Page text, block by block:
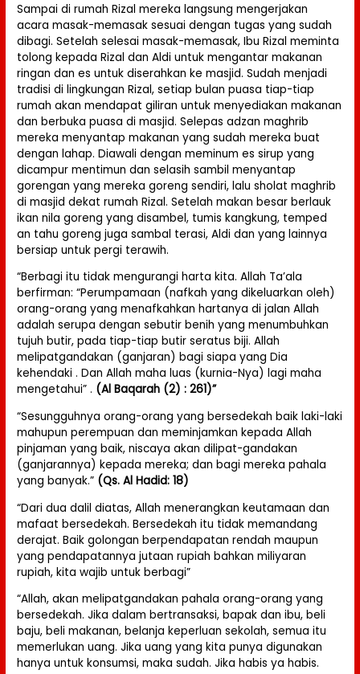
Sampai di rumah Rizal mereka langsung mengerjakan
acara masak-memasak sesuai dengan tugas yang sudah
dibagi. Setelah selesai masak-memasak, Ibu Rizal meminta
tolong kepada Rizal dan Aldi untuk mengantar makanan
ringan dan es untuk diserahkan ke masjid. Sudah menjadi
tradisi di lingkungan Rizal, setiap bulan puasa tiap-tiap
rumah akan mendapat giliran untuk menyediakan makanan
dan berbuka puasa di masjid. Selepas adzan maghrib
mereka menyantap makanan yang sudah mereka buat
dengan lahap. Diawali dengan meminum es sirup yang
dicampur mentimun dan selasih sambil menyantap
gorengan yang mereka goreng sendiri, lalu sholat maghrib
di masjid dekat rumah Rizal. Setelah makan besar berlauk
ikan nila goreng yang disambel, tumis kangkung, temped
an tahu goreng juga sambal terasi, Aldi dan yang lainnya
bersiap untuk pergi terawih.
“Berbagi itu tidak mengurangi harta kita. Allah Ta’ala
berfirman: “Perumpamaan (nafkah yang dikeluarkan oleh)
orang-orang yang menafkahkan hartanya di jalan Allah
adalah serupa dengan sebutir benih yang menumbuhkan
tujuh butir, pada tiap-tiap butir seratus biji. Allah
melipatgandakan (ganjaran) bagi siapa yang Dia
kehendaki . Dan Allah maha luas (kurnia-Nya) lagi maha
mengetahui” . (Al Baqarah (2) : 261)”
“Sesungguhnya orang-orang yang bersedekah baik laki-laki
mahupun perempuan dan meminjamkan kepada Allah
pinjaman yang baik, niscaya akan dilipat-gandakan
(ganjarannya) kepada mereka; dan bagi mereka pahala
yang banyak.” (Qs. Al Hadid: 18)
“Dari dua dalil diatas, Allah menerangkan keutamaan dan
mafaat bersedekah. Bersedekah itu tidak memandang
derajat. Baik golongan berpendapatan rendah maupun
yang pendapatannya jutaan rupiah bahkan miliyaran
rupiah, kita wajib untuk berbagi”
“Allah, akan melipatgandakan pahala orang-orang yang
bersedekah. Jika dalam bertransaksi, bapak dan ibu, beli
baju, beli makanan, belanja keperluan sekolah, semua itu
memerlukan uang. Jika uang yang kita punya digunakan
hanya untuk konsumsi, maka sudah. Jika habis ya habis.